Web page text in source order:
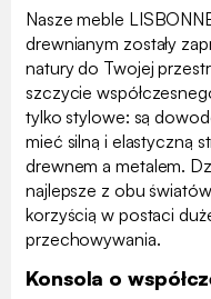
Nasze meble
drewnianym zostały
natury do Twojej
szczycie
tylko stylowe: są
mieć silną i elastyczną
drewnem a metalem.
najlepsze z obu
korzyścią w postaci
przechowywania.
Konsola o